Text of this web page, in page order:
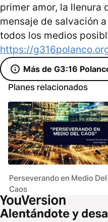
primer amor, la llenura
mensaje de salvación
todos los medios
https://
Más de G3:16
Planes relacionados
Perseverando en Medio Del
Caos
Alentándote y